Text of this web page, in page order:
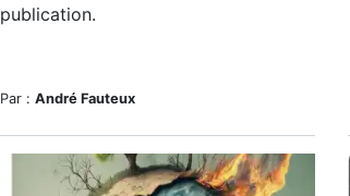
publication.
Par : André Fauteux